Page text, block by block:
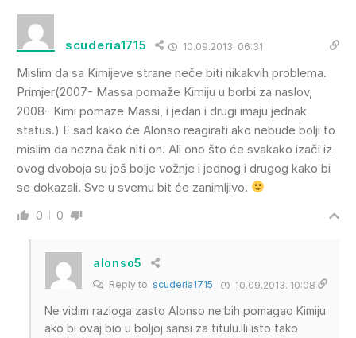
scuderia1715 10.09.2013. 06:31
Mislim da sa Kimijeve strane neče biti nikakvih problema.
Primjer(2007- Massa pomaže Kimiju u borbi za naslov,
2008- Kimi pomaze Massi, i jedan i drugi imaju jednak
status.) E sad kako će Alonso reagirati ako nebude bolji to
mislim da nezna čak niti on. Ali ono što će svakako izači iz
ovog dvoboja su još bolje vožnje i jednog i drugog kako bi
se dokazali. Sve u svemu bit će zanimljivo.
0 0
alonso5
Reply to scuderia1715 10.09.2013. 10:08
Ne vidim razloga zasto Alonso ne bih pomagao Kimiju
ako bi ovaj bio u boljoj sansi za titulu.Ili isto tako